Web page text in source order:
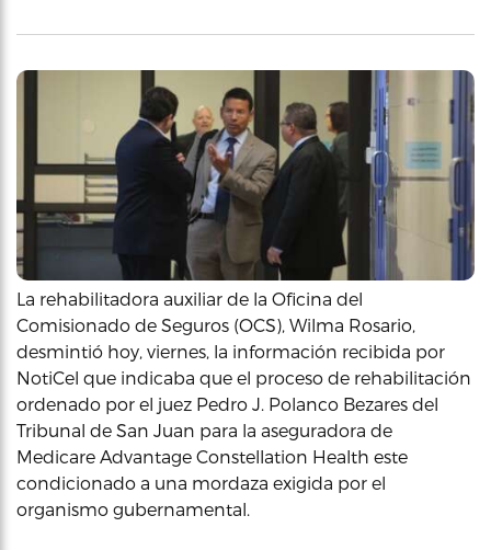
La rehabilitadora auxiliar de la Oficina del
Comisionado de Seguros (OCS), Wilma Rosario,
desmintió hoy, viernes, la información recibida por
NotiCel que indicaba que el proceso de rehabilitación
ordenado por el juez Pedro J. Polanco Bezares del
Tribunal de San Juan para la aseguradora de
Medicare Advantage Constellation Health este
condicionado a una mordaza exigida por el
organismo gubernamental.